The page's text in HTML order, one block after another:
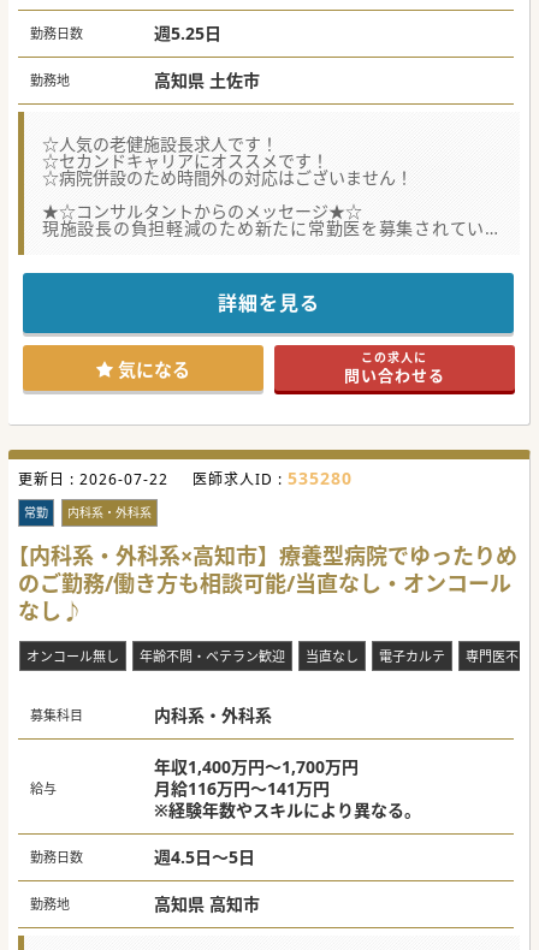
勤務日数 週5.25日
勤務地 高知県 土佐市
☆人気の老健施設長求人です！
☆セカンドキャリアにオススメです！
☆病院併設のため時間外の対応はございません！
★☆コンサルタントからのメッセージ★☆
現施設長の負担軽減のため新たに常勤医を募集されていま
す。
しはございません。
お気軽にお問い合わせください♪
#秋入職可
詳細を見る
気になる この求人に
問い合わせる
更新日 : 2026-07-22 医師求人ID : 535280
常勤 内科系・外科系
【内科系・外科系×高知市】療養型病院でゆったりめ
のご勤務/働き方も相談可能/当直なし・オンコール
なし♪
オンコール無し 年齢不問・ベテラン歓迎 当直なし 電子カルテ 専門医不問
募集科目 内科系・外科系
給与
年収1,400万円～1,700万円
月給116万円～141万円
※経験年数やスキルにより異なる。
勤務日数 週4.5日～5日
勤務地 高知県 高知市